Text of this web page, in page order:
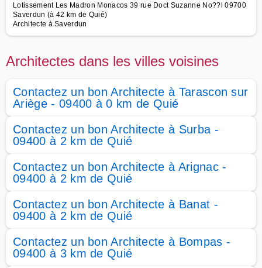
Lotissement Les Madron Monacos 39 rue Doct Suzanne No??l 09700
Saverdun (à 42 km de Quié)
Architecte à Saverdun
Architectes dans les villes voisines
Contactez un bon Architecte à Tarascon sur
Ariège - 09400 à 0 km de Quié
Contactez un bon Architecte à Surba -
09400 à 2 km de Quié
Contactez un bon Architecte à Arignac -
09400 à 2 km de Quié
Contactez un bon Architecte à Banat -
09400 à 2 km de Quié
Contactez un bon Architecte à Bompas -
09400 à 3 km de Quié